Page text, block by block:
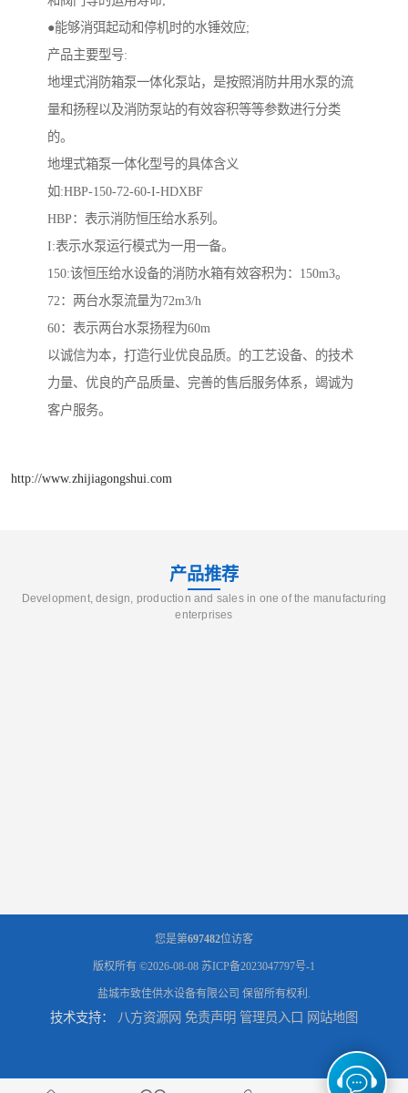
●能够消弭起动和停机时的水锤效应;
产品主要型号:
地埋式消防箱泵一体化泵站，是按照消防井用水泵的流
量和扬程以及消防泵站的有效容积等等参数进行分类
的。
地埋式箱泵一体化型号的具体含义
如:HBP-150-72-60-I-HDXBF
HBP：表示消防恒压给水系列。
I:表示水泵运行模式为一用一备。
150:该恒压给水设备的消防水箱有效容积为：150m3。
72：两台水泵流量为72m3/h
60：表示两台水泵扬程为60m
以诚信为本，打造行业优良品质。的工艺设备、的技术
力量、优良的产品质量、完善的售后服务体系，竭诚为
客户服务。
http://www.zhijiagongshui.com
产品推荐
Development, design, production and sales in one of the manufacturing
enterprises
您是第697482位访客
版权所有 ©2026-08-08 苏ICP备2023047797号-1
盐城市致佳供水设备有限公司 保留所有权利.
技术支持： 八方资源网 免责声明 管理员入口 网站地图